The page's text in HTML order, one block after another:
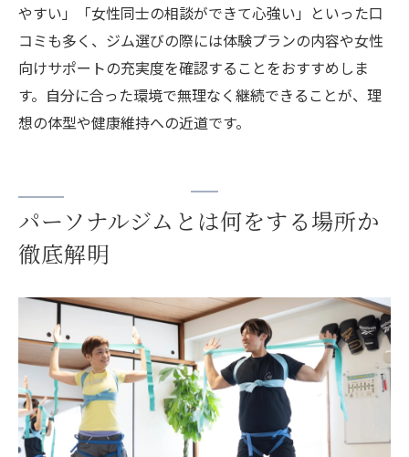
やすい」「女性同士の相談ができて心強い」といった口
コミも多く、ジム選びの際には体験プランの内容や女性
向けサポートの充実度を確認することをおすすめしま
す。自分に合った環境で無理なく継続できることが、理
想の体型や健康維持への近道です。
パーソナルジムとは何をする場所か
徹底解明